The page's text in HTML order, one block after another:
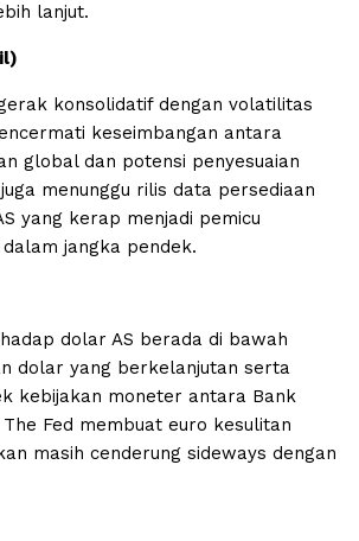
lanjut.
konsolidatif dengan volatilitas
keseimbangan antara
global dan potensi penyesuaian
menunggu rilis data persediaan
yang kerap menjadi pemicu
jangka pendek.
dolar AS berada di bawah
dolar yang berkelanjutan serta
kebijakan moneter antara Bank
Fed membuat euro kesulitan
masih cenderung sideways dengan